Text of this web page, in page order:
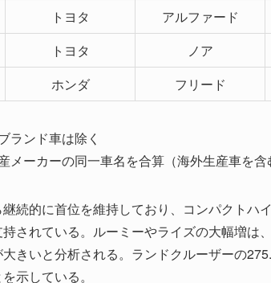
トヨタ アルファード
トヨタ ノア
ホンダ フリード
ランド車は除く
メーカーの同一車名を合算（海外生産車を含
続的に首位を維持しており、コンパクトハ
されている。ルーミーやライズの大幅増は
きいと分析される。ランドクルーザーの
示している。